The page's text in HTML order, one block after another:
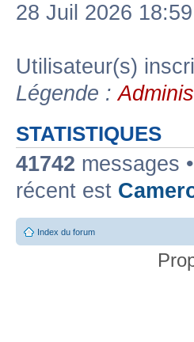
28 Juil 2026 18:59
Utilisateur(s)
Légende :
STATISTIQUES
41742 messages •
récent est
Index du forum